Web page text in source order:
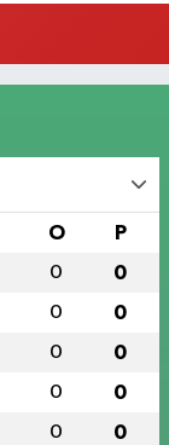
O P
0 0
0 0
0 0
0 0
0 0